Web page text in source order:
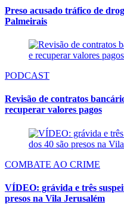
Preso acusado tráfico de
Palmeirais
PODCAST
Revisão de contratos
recuperar valores pagos
COMBATE AO CRIME
VÍDEO: grávida e três
presos na Vila Jerusalém